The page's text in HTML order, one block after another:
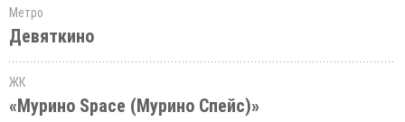
Метро
Девяткино
ЖК
«Мурино Space (Мурино Спейс)»